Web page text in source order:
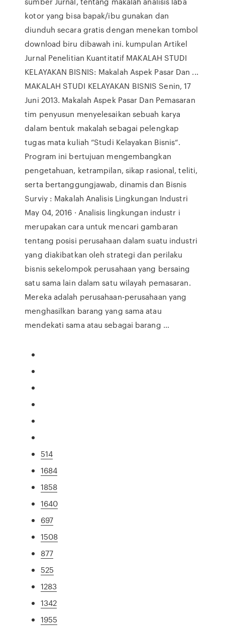
kotor yang bisa bapak/ibu gunakan dan
diunduh secara gratis dengan menekan tombol
download biru dibawah ini. kumpulan Artikel
Jurnal Penelitian Kuantitatif MAKALAH STUDI
KELAYAKAN BISNIS: Makalah Aspek Pasar Dan ...
MAKALAH STUDI KELAYAKAN BISNIS Senin, 17
Juni 2013. Makalah Aspek Pasar Dan Pemasaran
tim penyusun menyelesaikan sebuah karya
dalam bentuk makalah sebagai pelengkap
tugas mata kuliah “Studi Kelayakan Bisnis“.
Program ini bertujuan mengembangkan
pengetahuan, ketrampilan, sikap rasional, teliti,
serta bertanggungjawab, dinamis dan Bisnis
Surviy : Makalah Analisis Lingkungan Industri
May 04, 2016 · Analisis lingkungan industr i
merupakan cara untuk mencari gambaran
tentang posisi perusahaan dalam suatu industri
yang diakibatkan oleh strategi dan perilaku
bisnis sekelompok perusahaan yang bersaing
satu sama lain dalam satu wilayah pemasaran.
Mereka adalah perusahaan-perusahaan yang
menghasilkan barang yang sama atau
mendekati sama atau sebagai barang …
514
1684
1858
1640
697
1508
877
525
1283
1342
1955